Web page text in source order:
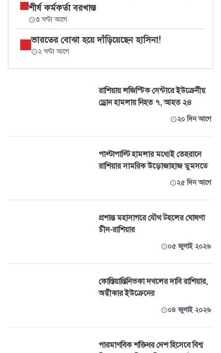
শীর্ষ কর্মকর্তা বরখাস্ত
৩ ঘণ্টা আগে
ভারতের বোঝা হয়ে দাঁড়িয়েছেন হাসিনা!
২ ঘণ্টা আগে
রাশিয়ায় লজিস্টিক সেন্টারে ইউক্রেনীয়
ড্রোন হামলায় নিহত ৭, আহত ২৪
২০ দিন আগে
পাল্টাপাল্টি হামলার মধ্যেই তেহরানে
রাশিয়ার সামরিক উড়োজাহাজ ডুমসডে
২৫ দিন আগে
প্রশান্ত মহাসাগরে যৌথ টহলের ঘোষণা
চীন-রাশিয়ার
০৫ জুলাই ২০২৬
কোস্তিয়ান্তিনিভকা দখলের দাবি রাশিয়ার,
অস্বীকার ইউক্রেনের
০৪ জুলাই ২০২৬
পারমাণবিক শক্তিধর দেশ হিসেবে বিশ্ব